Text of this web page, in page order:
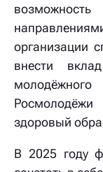
организации
внести
здоровый
В 2025 году